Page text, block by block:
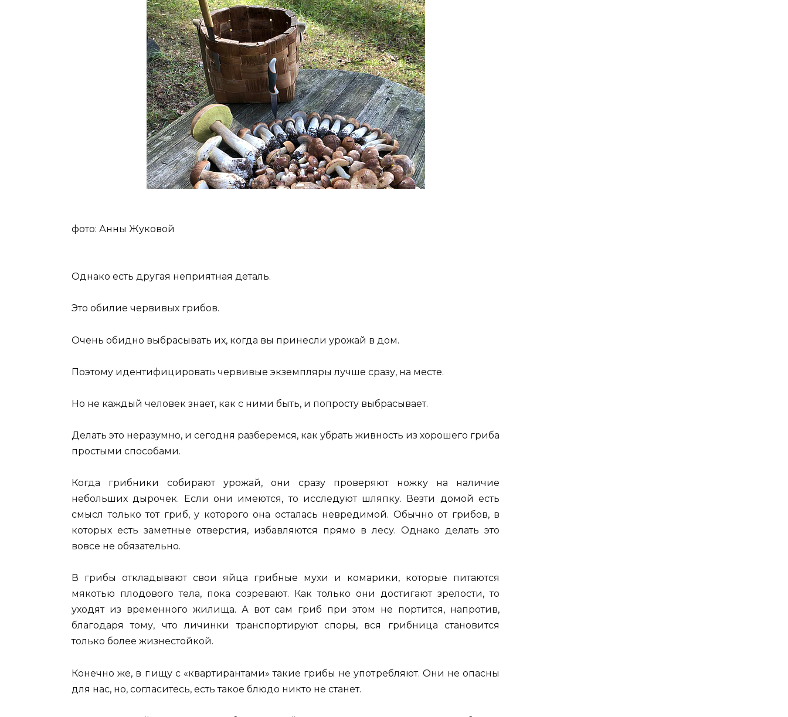
фото: Анны Жуковой
Однако есть другая неприятная деталь.
Это обилие червивых грибов.
Очень обидно выбрасывать их, когда вы принесли урожай в дом.
Поэтому идентифицировать червивые экземпляры лучше сразу, на месте.
Но не каждый человек знает, как с ними быть, и попросту выбрасывает.
Делать это неразумно, и сегодня разберемся, как убрать живность из хорошего гриба
простыми способами.
Когда грибники собирают урожай, они сразу проверяют ножку на наличие
небольших дырочек. Если они имеются, то исследуют шляпку. Везти домой есть
смысл только тот гриб, у которого она осталась невредимой. Обычно от грибов, в
которых есть заметные отверстия, избавляются прямо в лесу. Однако делать это
вовсе не обязательно.
В грибы откладывают свои яйца грибные мухи и комарики, которые питаются
мякотью плодового тела, пока созревают. Как только они достигают зрелости, то
уходят из временного жилища. А вот сам гриб при этом не портится, напротив,
благодаря тому, что личинки транспортируют споры, вся грибница становится
только более жизнестойкой.
Конечно же, в пищу с «квартирантами» такие грибы не употребляют. Они не опасны
для нас, но, согласитесь, есть такое блюдо никто не станет.